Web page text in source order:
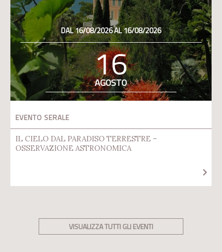
DAL 16/08/2026 AL 16/08/2026
16
AGOSTO
EVENTO SERALE
IL CIELO DAL PARADISO TERRESTRE –
OSSERVAZIONE ASTRONOMICA
VISUALIZZA TUTTI GLI EVENTI